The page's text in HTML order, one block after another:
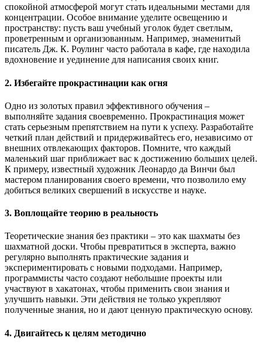
спокойной атмосферой могут стать идеальными местами для
концентрации. Особое внимание уделите освещению и
пространству: пусть ваш учебный уголок будет светлым,
проветренным и организованным. Например, знаменитый
писатель Дж. К. Роулинг часто работала в кафе, где находила
вдохновение и уединение для написания своих книг.
2. Избегайте прокрастинации как огня
Одно из золотых правил эффективного обучения –
выполняйте задания своевременно. Прокрастинация может
стать серьезным препятствием на пути к успеху. Разработайте
четкий план действий и придерживайтесь его, независимо от
внешних отвлекающих факторов. Помните, что каждый
маленький шаг приближает вас к достижению больших целей.
К примеру, известный художник Леонардо да Винчи был
мастером планирования своего времени, что позволило ему
добиться великих свершений в искусстве и науке.
3. Воплощайте теорию в реальность
Теоретические знания без практики – это как шахматы без
шахматной доски. Чтобы превратиться в эксперта, важно
регулярно выполнять практические задания и
экспериментировать с новыми подходами. Например,
программисты часто создают небольшие проекты или
участвуют в хакатонах, чтобы применить свои знания и
улучшить навыки. Эти действия не только укрепляют
полученные знания, но и дают ценную практическую основу.
4. Двигайтесь к целям методично